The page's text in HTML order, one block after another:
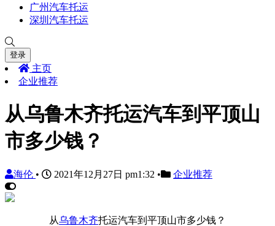
广州汽车托运
深圳汽车托运
登录
主页
企业推荐
从乌鲁木齐托运汽车到平顶山
市多少钱？
海伦 • 2021年12月27日 pm1:32 • 企业推荐
从乌鲁木齐托运汽车到平顶山市多少钱？